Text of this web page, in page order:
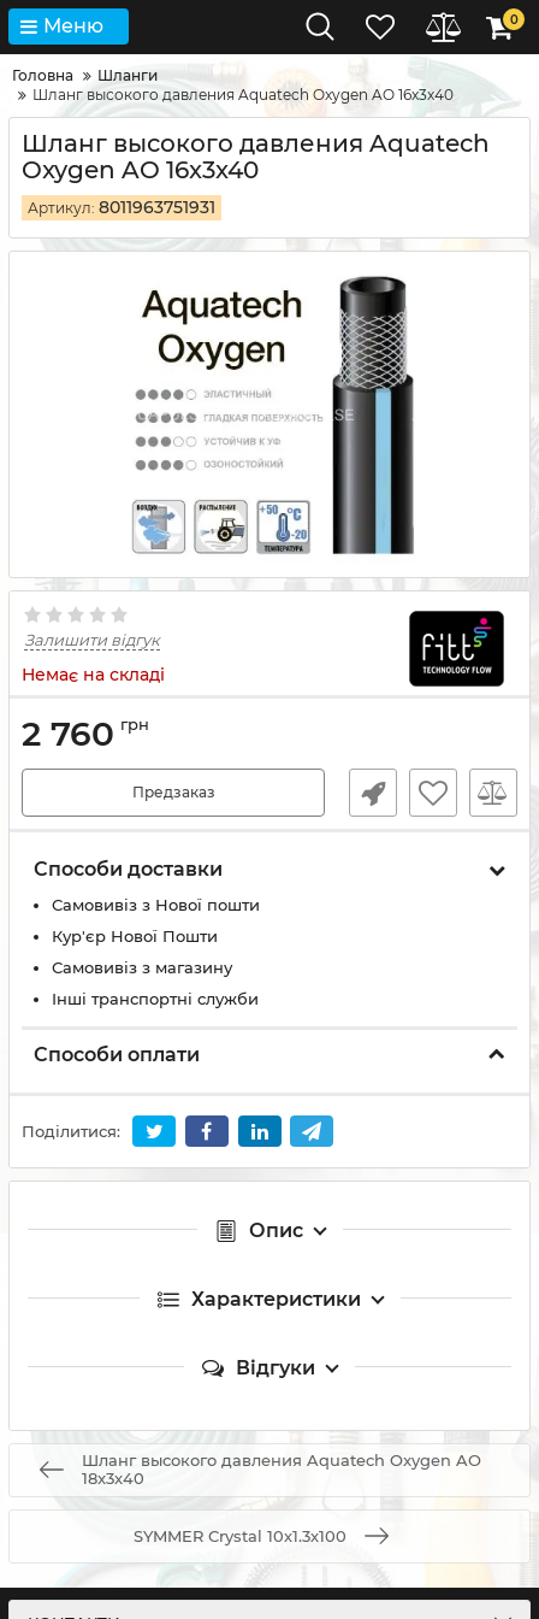
Меню 0
Головна
Шланги
Шланг высокого давления Aquatech Oxygen AO 16x3x40
Шланг высокого давления Aquatech
Oxygen AO 16x3x40
Артикул: 8011963751931
Залишити відгук
Немає на складі
2 760 грн
Предзаказ
Способи доставки
Самовивіз з Нової пошти
Кур'єр Нової Пошти
Самовивіз з магазину
Інші транспортні служби
Способи оплати
Поділитися:
Опис
Характеристики
Відгуки
Шланг высокого давления Aquatech Oxygen AO
18x3x40
SYMMER Сrystal 10х1.3х100